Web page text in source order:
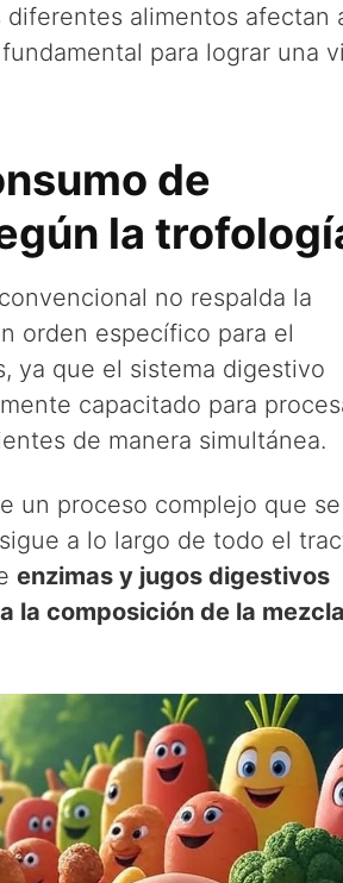
alimentos afectan
para lograr una
de
la
no respalda la
orden específico para el
ya que el sistema digestivo
capacitado para
de manera simultánea.
un proceso complejo que se
a lo largo de todo el
enzimas y jugos digestivos
la composición de la mezcla